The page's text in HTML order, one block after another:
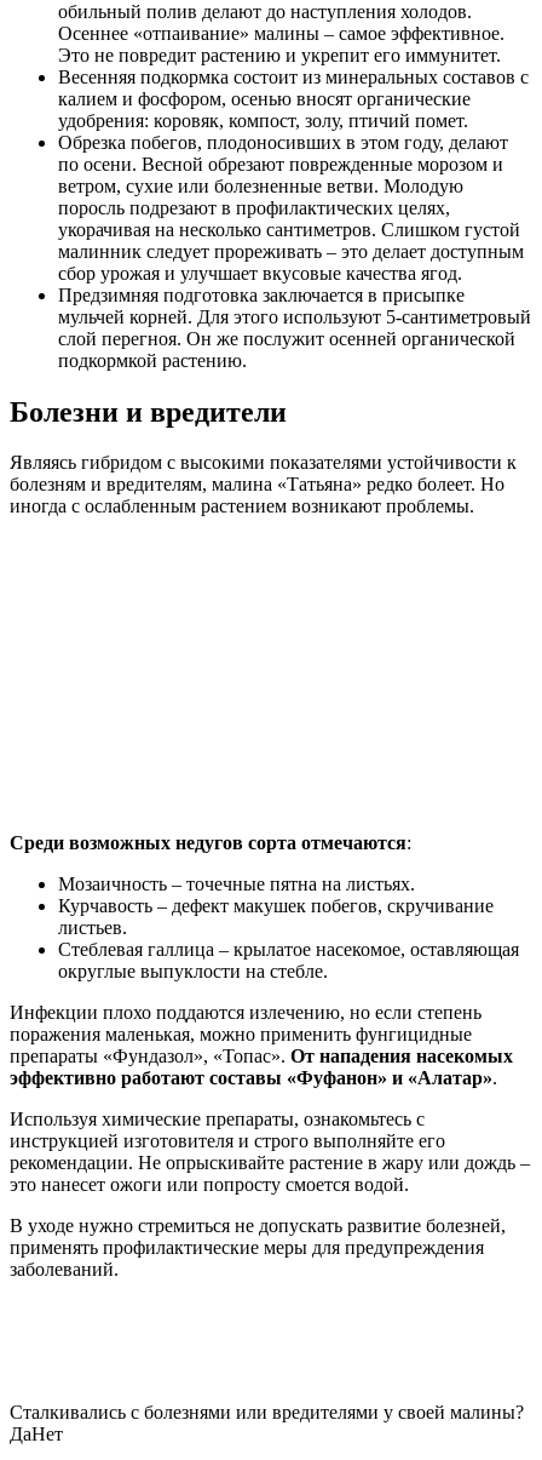
обильный полив делают до наступления холодов.
Осеннее «отпаивание» малины – самое эффективное.
Это не повредит растению и укрепит его иммунитет.
Весенняя подкормка состоит из минеральных составов с
калием и фосфором, осенью вносят органические
удобрения: коровяк, компост, золу, птичий помет.
Обрезка побегов, плодоносивших в этом году, делают
по осени. Весной обрезают поврежденные морозом и
ветром, сухие или болезненные ветви. Молодую
поросль подрезают в профилактических целях,
укорачивая на несколько сантиметров. Слишком густой
малинник следует прореживать – это делает доступным
сбор урожая и улучшает вкусовые качества ягод.
Предзимняя подготовка заключается в присыпке
мульчей корней. Для этого используют 5-сантиметровый
слой перегноя. Он же послужит осенней органической
подкормкой растению.
Болезни и вредители
Являясь гибридом с высокими показателями устойчивости к
болезням и вредителям, малина «Татьяна» редко болеет. Но
иногда с ослабленным растением возникают проблемы.
Среди возможных недугов сорта отмечаются:
Мозаичность – точечные пятна на листьях.
Курчавость – дефект макушек побегов, скручивание
листьев.
Стеблевая галлица – крылатое насекомое, оставляющая
округлые выпуклости на стебле.
Инфекции плохо поддаются излечению, но если степень
поражения маленькая, можно применить фунгицидные
препараты «Фундазол», «Топас». От нападения насекомых
эффективно работают составы «Фуфанон» и «Алатар».
Используя химические препараты, ознакомьтесь с
инструкцией изготовителя и строго выполняйте его
рекомендации. Не опрыскивайте растение в жару или дождь –
это нанесет ожоги или попросту смоется водой.
В уходе нужно стремиться не допускать развитие болезней,
применять профилактические меры для предупреждения
заболеваний.
Сталкивались с болезнями или вредителями у своей малины?
ДаНет